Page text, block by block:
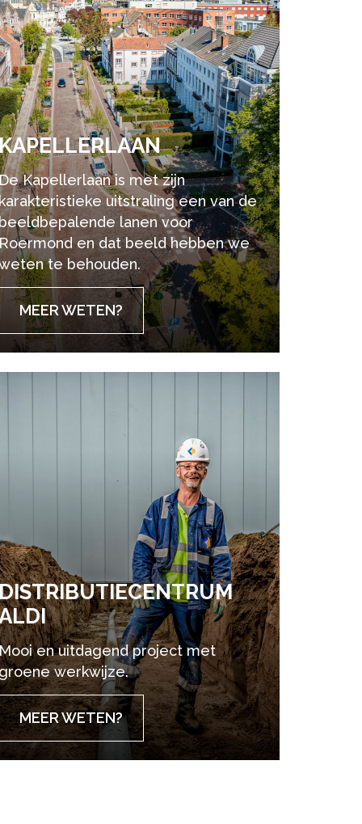
Kapellerlaan is met zijn
uitstraling een van de
lanen voor
en dat beeld hebben we
te behouden.
MEER WETEN?
en uitdagend project met
werkwijze.
MEER WETEN?